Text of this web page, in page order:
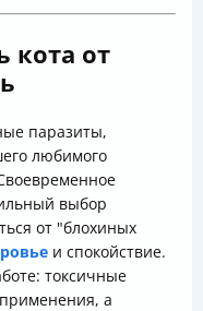
кота от
паразиты,
любимого
выбор
от "блохиных
и спокойствие.
токсичные
а